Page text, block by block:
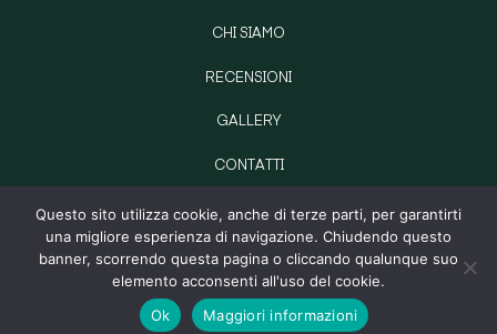
CHI SIAMO
RECENSIONI
GALLERY
CONTATTI
PARTITA IVA: 05093390234
PRIVACY POLICY
ALLOGGIO CASA HELLEN
Questo sito utilizza cookie, anche di terze parti, per garantirti
una migliore esperienza di navigazione. Chiudendo questo
banner, scorrendo questa pagina o cliccando qualunque suo
elemento acconsenti all'uso del cookie.
Ok
Maggiori informazioni